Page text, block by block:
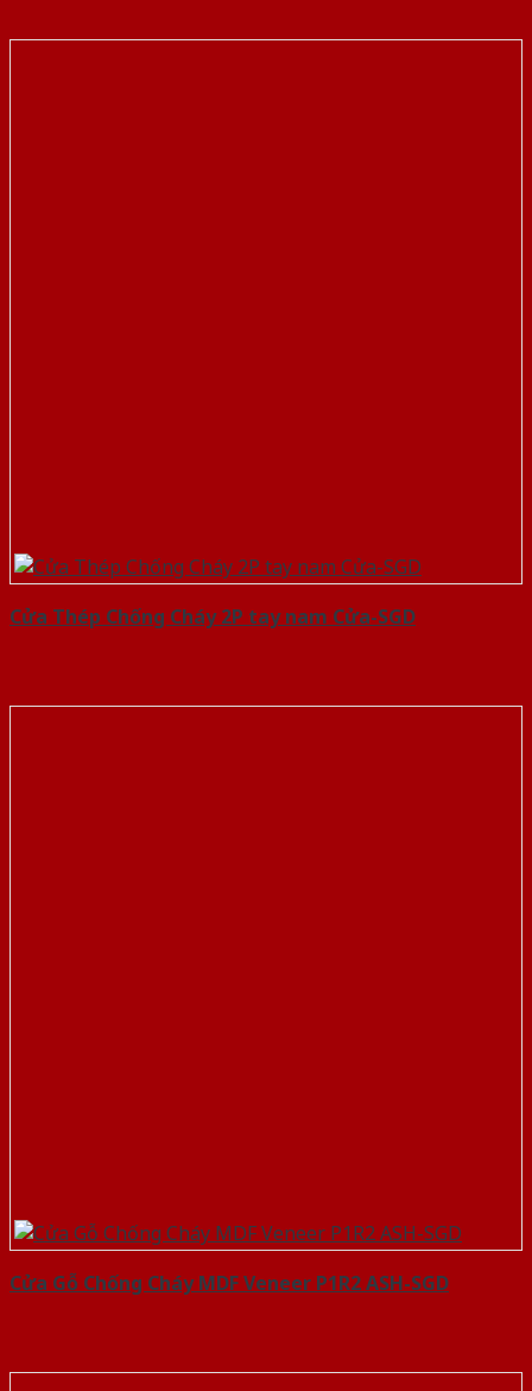
Cửa Thép Chống Cháy 2P tay nam Cửa-SGD
Cửa Gỗ Chống Cháy MDF Veneer P1R2 ASH-SGD